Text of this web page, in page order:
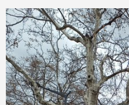
g
e
n
o
n
l
u